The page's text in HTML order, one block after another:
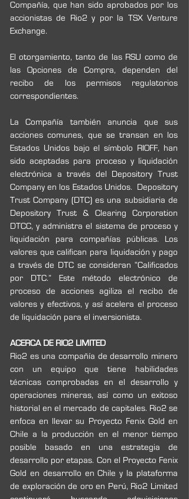
Compañía, que han sido aprobados por los
accionistas de Rio2 y por la TSX Venture
Exchange.
El otorgamiento, tanto de las RSU como de
las Opciones de Compra, dependen del
recibo de los permisos regulatorios
correspondientes.
La Compañía también anuncia que sus
acciones comunes, que se transan en los
Estados Unidos bajo el símbolo RIOFF, han
sido aceptadas para proceso y liquidación
electrónica a través del Depository Trust
Company en los Estados Unidos.  Depository
Trust Company (DTC) es una subsidiaria de
Depository Trust & Clearing Corporation
DTCC, y administra el sistema de proceso y
liquidación para compañías públicas. Los
valores que califican para liquidación y pago
a través de DTC se consideran “Calificados
por DTC.” Este método electrónico de
proceso de acciones agiliza el recibo de
valores y efectivos, y así acelera el proceso
de liquidación para el inversionista.
ACERCA DE RIO2 LIMITED
Rio2 es una compañía de desarrollo minero
con un equipo que tiene habilidades
técnicas comprobadas en el desarrollo y
operaciones mineras, así como un exitoso
historial en el mercado de capitales. Rio2 se
enfoca en llevar su Proyecto Fenix Gold en
Chile a la producción en el menor tiempo
posible basado en una estrategia de
desarrollo por etapas. Con el Proyecto Fenix
Gold en desarrollo en Chile y la plataforma
de exploración de oro en Perú, Rio2 Limited